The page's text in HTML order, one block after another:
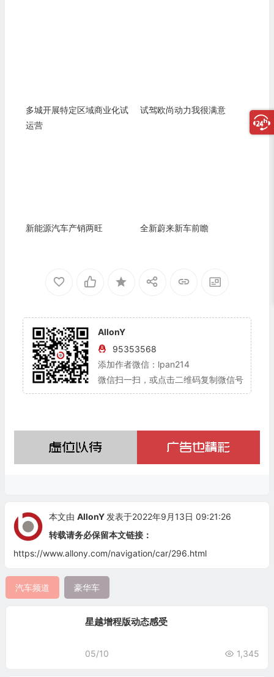
多城开展特定区域商业化试
运营
试驾欧尚动力我很满意
新能源汽车产销两旺 全新蔚来新车前瞻
AllonY
95353568
添加作者微信：lpan214
微信扫一扫，或点击二维码复制微信号
本文由 AllonY 发表于2022年9月13日 09:21:26
转载请务必保留本文链接：
https://www.allony.com/navigation/car/296.html
汽车频道 豪华车
星越增程版动态感受
05/10 1,345